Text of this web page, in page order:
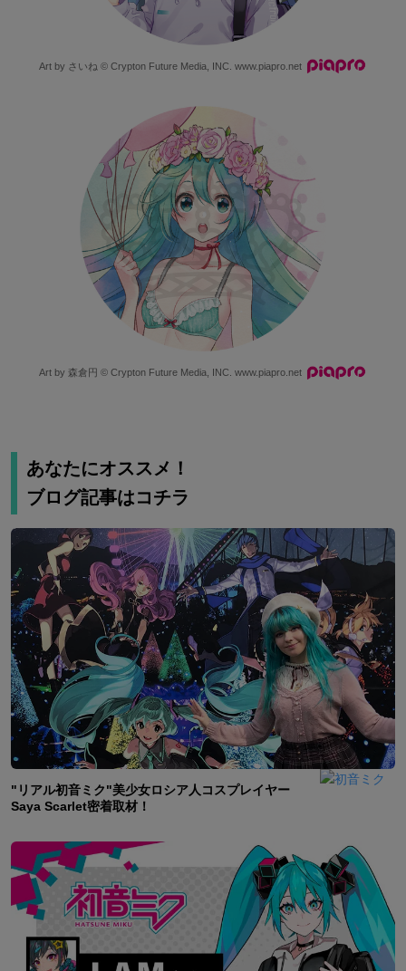
Art by さいね © Crypton Future Media, INC. www.piapro.net
Art by 森倉円 © Crypton Future Media, INC. www.piapro.net
あなたにオススメ！
ブログ記事はコチラ
"リアル初音ミク"美少女ロシア人コスプレイヤー
Saya Scarlet密着取材！